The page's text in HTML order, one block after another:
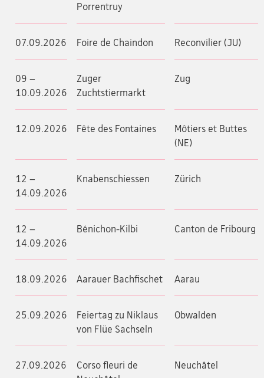
Porrentruy
07.09.2026 Foire de Chaindon Reconvilier (JU)
09 –
10.09.2026
Zuger
Zuchtstiermarkt
Zug
12.09.2026 Fête des Fontaines
Môtiers et Buttes
(NE)
12 –
14.09.2026
Knabenschiessen Zürich
12 –
14.09.2026
Bénichon-Kilbi Canton de Fribourg
18.09.2026 Aarauer Bachfischet Aarau
25.09.2026
Feiertag zu Niklaus
von Flüe Sachseln
Obwalden
27.09.2026
Corso fleuri de
Neuchâtel